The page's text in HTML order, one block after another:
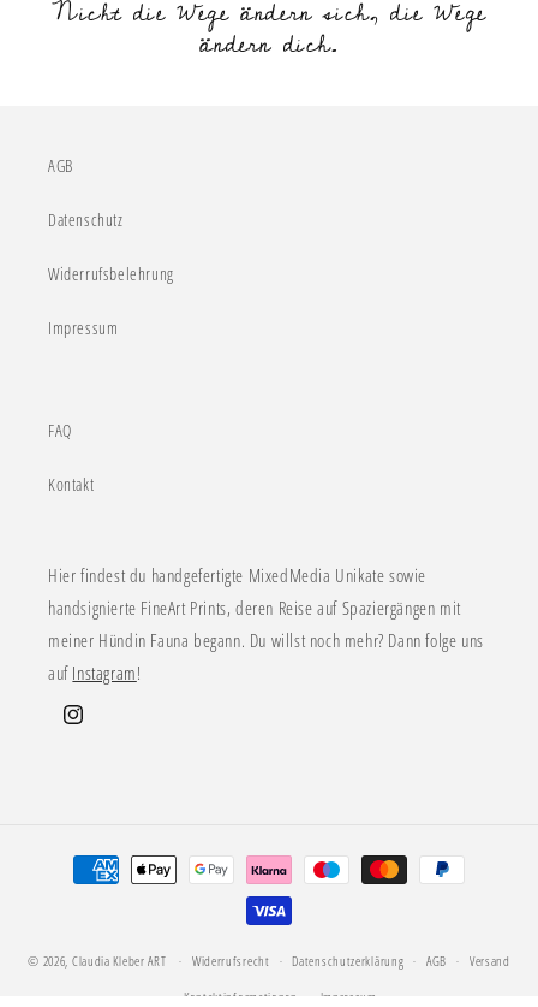
Nicht die Wege ändern sich, die Wege
ändern dich.
AGB
Datenschutz
Widerrufsbelehrung
Impressum
FAQ
Kontakt
Hier findest du handgefertigte MixedMedia Unikate sowie
handsignierte FineArt Prints, deren Reise auf Spaziergängen mit
meiner Hündin Fauna begann. Du willst noch mehr? Dann folge uns
auf Instagram!
Instagram
Zahlungsmethoden
© 2026, Claudia Kleber ART Widerrufsrecht Datenschutzerklärung AGB
Versand
Kontaktinformationen
Impressum